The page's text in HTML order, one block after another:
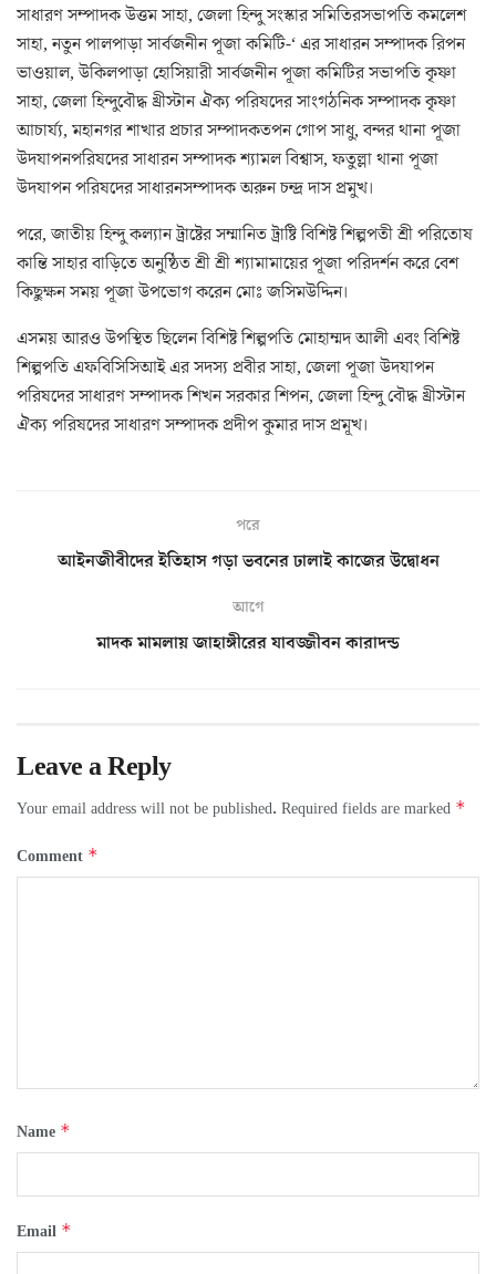
সাধারণ সম্পাদক উত্তম সাহা, জেলা হিন্দু সংস্কার সমিতিরসভাপতি কমলেশ
সাহা, নতুন পালপাড়া সার্বজনীন পূজা কমিটি-‘ এর সাধারন সম্পাদক রিপন
ভাওয়াল, উকিলপাড়া হোসিয়ারী সার্বজনীন পূজা কমিটির সভাপতি কৃষ্ণা
সাহা, জেলা হিন্দুবৌদ্ধ খ্রীস্টান ঐক্য পরিষদের সাংগঠনিক সম্পাদক কৃষ্ণা
আচার্য্য, মহানগর শাখার প্রচার সম্পাদকতপন গোপ সাধু, বন্দর থানা পূজা
উদযাপনপরিষদের সাধারন সম্পাদক শ্যামল বিশ্বাস, ফতুল্লা থানা পূজা
উদযাপন পরিষদের সাধারনসম্পাদক অরুন চন্দ্র দাস প্রমুখ।
পরে, জাতীয় হিন্দু কল্যান ট্রাষ্টের সম্মানিত ট্রাষ্টি বিশিষ্ট শিল্পপতী শ্রী পরিতোষ
কান্তি সাহার বাড়িতে অনুষ্ঠিত শ্রী শ্রী শ্যামামায়ের পূজা পরিদর্শন করে বেশ
কিছুক্ষন সময় পূজা উপভোগ করেন মোঃ জসিমউদ্দিন।
এসময় আরও উপস্থিত ছিলেন বিশিষ্ট শিল্পপতি মোহাম্মদ আলী এবং বিশিষ্ট
শিল্পপতি এফবিসিসিআই এর সদস্য প্রবীর সাহা, জেলা পূজা উদযাপন
পরিষদের সাধারণ সম্পাদক শিখন সরকার শিপন, জেলা হিন্দু বৌদ্ধ খ্রীস্টান
ঐক্য পরিষদের সাধারণ সম্পাদক প্রদীপ কুমার দাস প্রমূখ।
পরে
আইনজীবীদের ইতিহাস গড়া ভবনের ঢালাই কাজের উদ্বোধন
আগে
মাদক মামলায় জাহাঙ্গীরের যাবজ্জীবন কারাদন্ড
Leave a Reply
Your email address will not be published. Required fields are marked *
Comment *
Name *
Email *